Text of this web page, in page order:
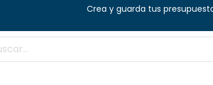
- 14:00 (V) Crea y guarda